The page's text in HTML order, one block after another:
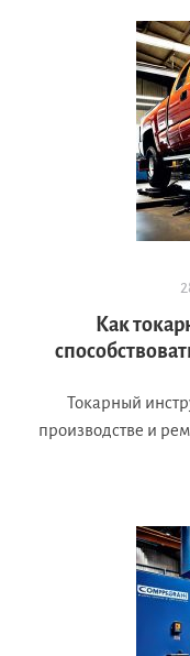
Как
Токарный
производстве и